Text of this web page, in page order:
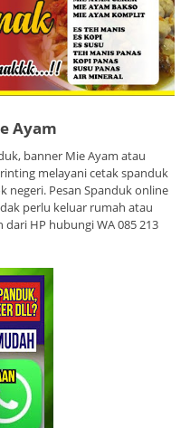
Ayam
banner Mie Ayam atau
melayani cetak spanduk
negeri. Pesan Spanduk online
perlu keluar rumah atau
HP hubungi WA 085 213